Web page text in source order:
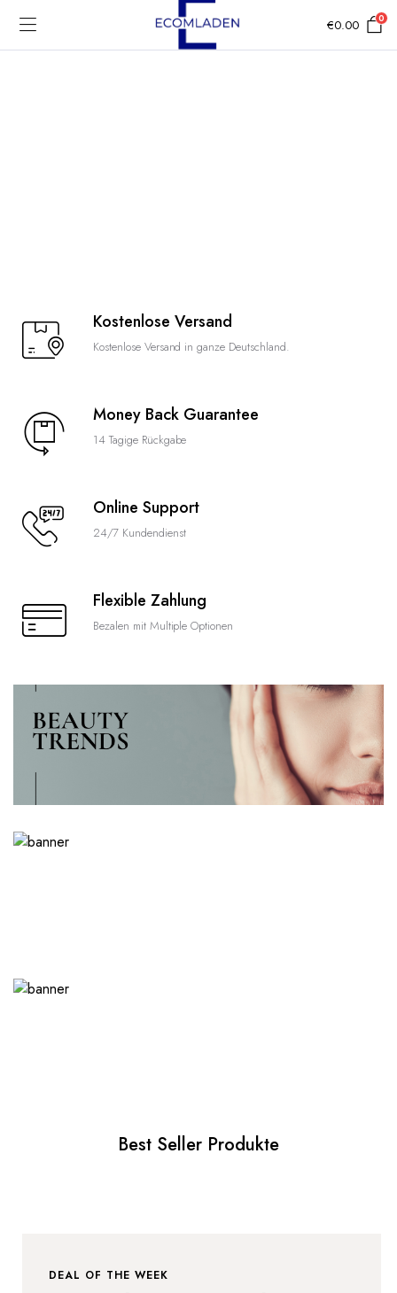
€0.00 0
Kostenlose Versand
Kostenlose Versand in ganze Deutschland.
Money Back Guarantee
14 Tagige Rückgabe
Online Support
24/7 Kundendienst
Flexible Zahlung
Bezalen mit Multiple Optionen
Best Seller Produkte
DEAL OF THE WEEK